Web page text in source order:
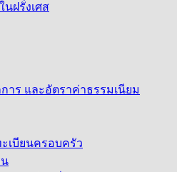
ฝรั่งเศส
าร และอัตราค่าธรรมเนียม
เบียนครอบครัว